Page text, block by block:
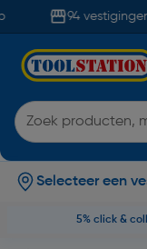
94 vestigingen
Selecteer een
5% click &